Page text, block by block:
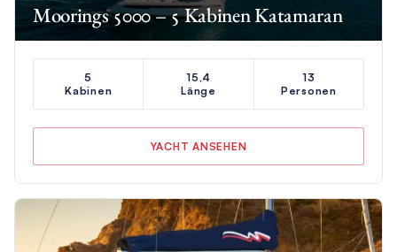
Moorings 5000 – 5 Kabinen Katamaran
5
Kabinen
15,4
Länge
13
Personen
YACHT ANSEHEN